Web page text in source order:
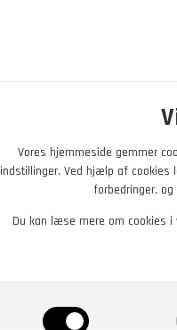
Vores hjemmeside gemmer
indstillinger. Ved hjælp af cookies
forbedringer,
Du kan læse mere om cookies i